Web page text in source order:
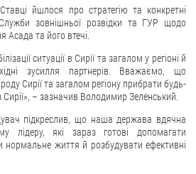
йшлося про стратегію та конкретні
зовнішньої розвідки та ГУР щодо
Асада та його втечі.
ситуації в Сирії та загалом у регіоні й
зусилля партнерів. Вважаємо, що
Сирії та загалом регіону прибрати будь-
Сирії», – зазначив Володимир Зеленський.
підкреслив, що наша держава вдячна
лідеру, які зараз готові допомагати
нормальне життя й розбудувати ефективні